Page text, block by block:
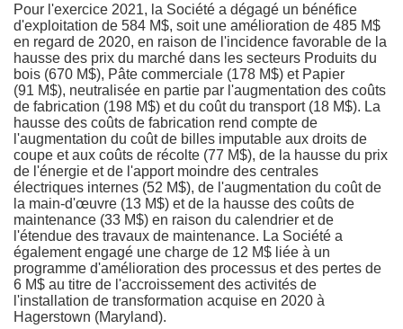
Pour l'exercice 2021, la Société a dégagé un bénéfice
d'exploitation de 584 M$, soit une amélioration de 485 M$
en regard de 2020, en raison de l'incidence favorable de la
hausse des prix du marché dans les secteurs Produits du
bois (670 M$), Pâte commerciale (178 M$) et Papier
(91 M$), neutralisée en partie par l'augmentation des coûts
de fabrication (198 M$) et du coût du transport (18 M$). La
hausse des coûts de fabrication rend compte de
l'augmentation du coût de billes imputable aux droits de
coupe et aux coûts de récolte (77 M$), de la hausse du prix
de l'énergie et de l'apport moindre des centrales
électriques internes (52 M$), de l'augmentation du coût de
la main-d'œuvre (13 M$) et de la hausse des coûts de
maintenance (33 M$) en raison du calendrier et de
l'étendue des travaux de maintenance. La Société a
également engagé une charge de 12 M$ liée à un
programme d'amélioration des processus et des pertes de
6 M$ au titre de l'accroissement des activités de
l'installation de transformation acquise en 2020 à
Hagerstown (Maryland).